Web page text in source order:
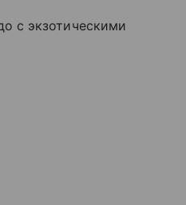
с экзотическими